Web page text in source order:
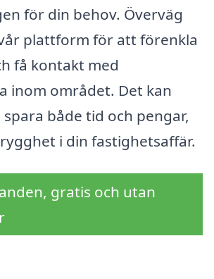
för din behov. Överväg
plattform för att förenkla
få kontakt med
inom området. Det kan
både tid och pengar,
i din fastighetsaffär.
gratis och utan